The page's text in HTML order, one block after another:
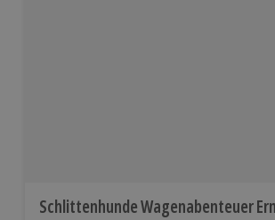
Schlittenhunde Wagenabenteuer